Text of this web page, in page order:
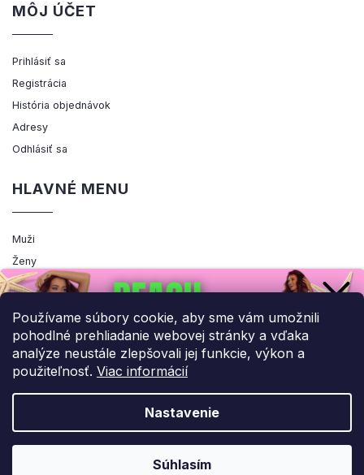
Používame súbory cookie, aby sme vám umožnili
pohodlné prehliadanie webovej stránky a vďaka
analýze neustále zlepšovali jej funkcie, výkon a
použiteľnosť. Viac informácií
Nastavenie
Súhlasím
MÔJ ÚČET
Prihlásiť sa
Registrácia
História objednávok
Adresy
Odhlásiť sa
HLAVNÉ MENU
Muži
Ženy
Výpredaj
Vytvoril Shoptet
UPLATNIŤ ZĽAVU!